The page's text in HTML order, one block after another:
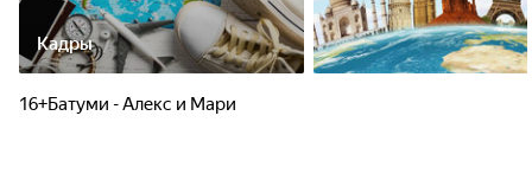
Кадры
16+Батуми - Алекс и Мари